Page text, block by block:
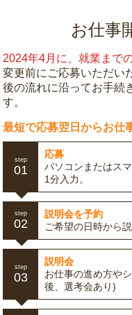
お仕事
2024年4月に、就業まで
変更前にご応募いただい
後の流れに沿ってお手続
す。
最短で応募翌日からお仕
step
01
応募
パソコンまたはス
1分入力。
step
02
説明会を予約
ご希望の日時から
step
03
説明会
お仕事の進め方や
後、選考会あり)